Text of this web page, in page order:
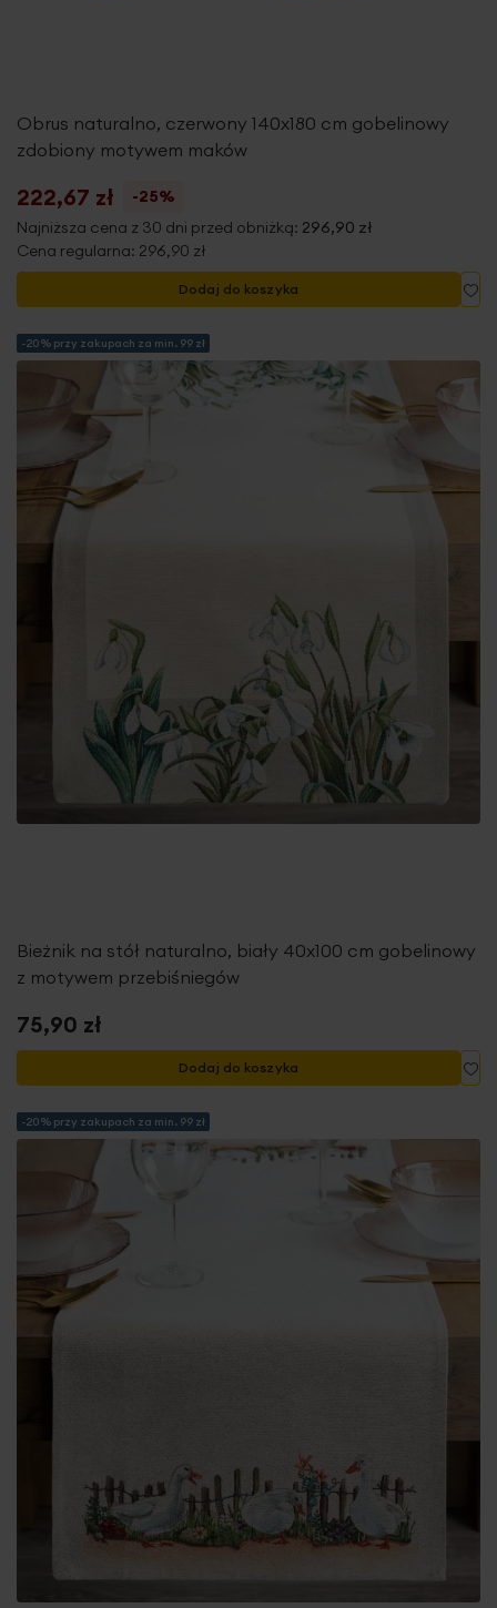
Obrus naturalno, czerwony 140x180 cm gobelinowy
zdobiony motywem maków
222,67 zł
-25%
Najniższa cena z 30 dni przed obniżką: 296,90 zł
Cena regularna: 296,90 zł
Dodaj do koszyka
-20% przy zakupach za min. 99 zł
Bieżnik na stół naturalno, biały 40x100 cm gobelinowy
z motywem przebiśniegów
75,90 zł
Dodaj do koszyka
-20% przy zakupach za min. 99 zł